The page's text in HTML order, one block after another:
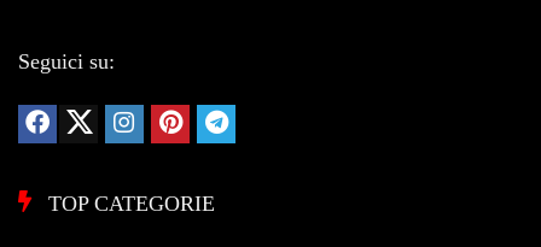
Seguici su:
TOP CATEGORIE